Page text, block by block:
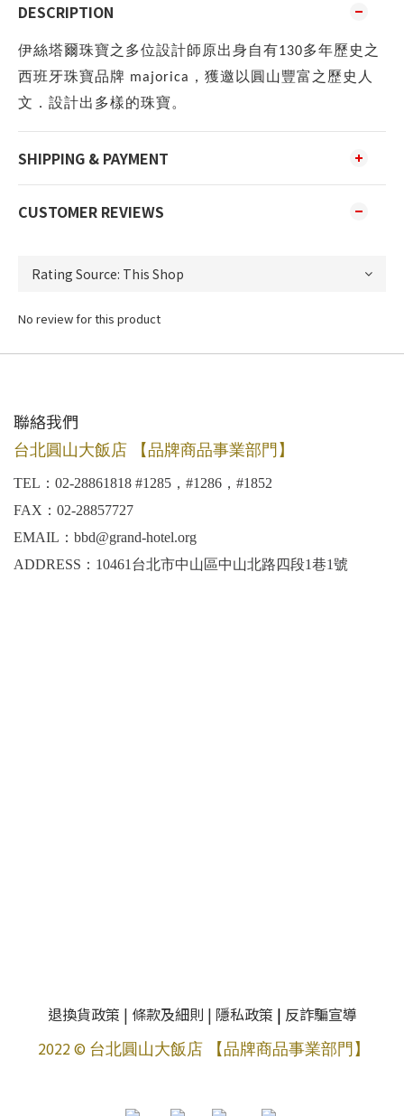
DESCRIPTION
伊絲塔爾珠寶之多位設計師原出身自有130多年歷史之
西班牙珠寶品牌 majorica ，獲邀以圓山豐富之歷史人
文．設計出多樣的珠寶。
SHIPPING & PAYMENT
CUSTOMER REVIEWS
No review for this product
聯絡我們
台北圓山大飯店 【品牌商品事業部門】
TEL：02-28861818 #1285，#1286，#1852
FAX：02-28857727
EMAIL：bbd@grand-hotel.org
ADDRESS：10461台北市中山區中山北路四段1巷1號
退換貨政策 | 條款及細則 | 隱私政策 | 反詐騙宣導
2022 © 台北圓山大飯店 【品牌商品事業部門】